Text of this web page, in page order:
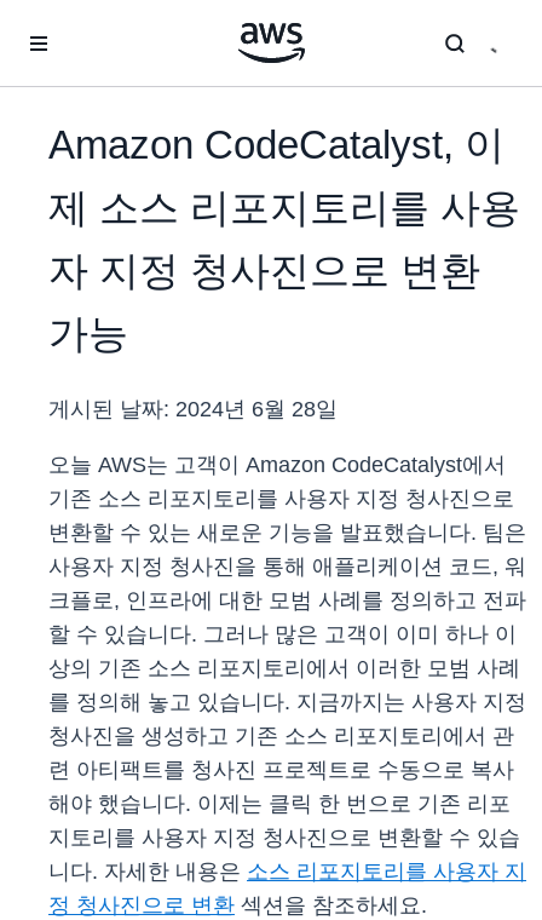
Amazon CodeCatalyst, 이
제 소스 리포지토리를 사용
자 지정 청사진으로 변환
가능
게시된 날짜: 2024년 6월 28일
오늘 AWS는 고객이 Amazon CodeCatalyst에서
기존 소스 리포지토리를 사용자 지정 청사진으로
변환할 수 있는 새로운 기능을 발표했습니다. 팀은
사용자 지정 청사진을 통해 애플리케이션 코드, 워
크플로, 인프라에 대한 모범 사례를 정의하고 전파
할 수 있습니다. 그러나 많은 고객이 이미 하나 이
상의 기존 소스 리포지토리에서 이러한 모범 사례
를 정의해 놓고 있습니다. 지금까지는 사용자 지정
청사진을 생성하고 기존 소스 리포지토리에서 관
련 아티팩트를 청사진 프로젝트로 수동으로 복사
해야 했습니다. 이제는 클릭 한 번으로 기존 리포
지토리를 사용자 지정 청사진으로 변환할 수 있습
니다. 자세한 내용은 소스 리포지토리를 사용자 지
정 청사진으로 변환 섹션을 참조하세요.